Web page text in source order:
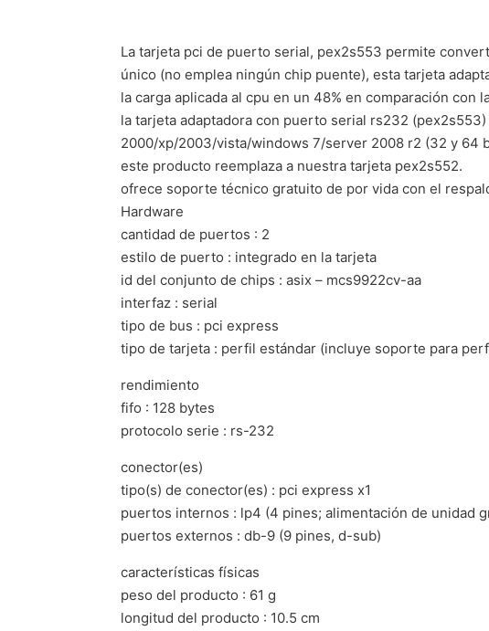
La tarjeta pci de puerto serial, pex2s553 permite
único (no emplea ningún chip puente), esta tarjeta
la carga aplicada al cpu en un 48% en comparación con
la tarjeta adaptadora con puerto serial rs232
2000/xp/2003/vista/windows 7/server 2008 r2 (32 y 64
este producto reemplaza a nuestra tarjeta pex2s552.
ofrece soporte técnico gratuito de por vida con el
Hardware
cantidad de puertos : 2
estilo de puerto : integrado en la tarjeta
id del conjunto de chips : asix – mcs9922cv-aa
interfaz : serial
tipo de bus : pci express
tipo de tarjeta : perfil estándar (incluye soporte para
rendimiento
fifo : 128 bytes
protocolo serie : rs-232
conector(es)
tipo(s) de conector(es) : pci express x1
puertos internos : lp4 (4 pines; alimentación de unidad
puertos externos : db-9 (9 pines, d-sub)
características físicas
peso del producto : 61 g
longitud del producto : 10.5 cm